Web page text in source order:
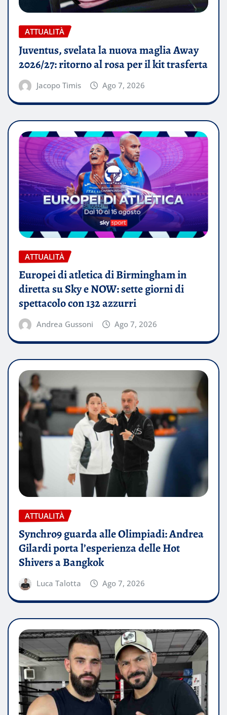
ATTUALITÀ
Juventus, svelata la nuova maglia Away
2026/27: ritorno al rosa per il kit trasferta
Jacopo Timis Ago 7, 2026
ATTUALITÀ
Europei di atletica di Birmingham in
diretta su Sky e NOW: sette giorni di
spettacolo con 132 azzurri
Andrea Gussoni Ago 7, 2026
ATTUALITÀ
Synchro9 guarda alle Olimpiadi: Andrea
Gilardi porta l’esperienza delle Hot
Shivers a Bangkok
Luca Talotta Ago 7, 2026